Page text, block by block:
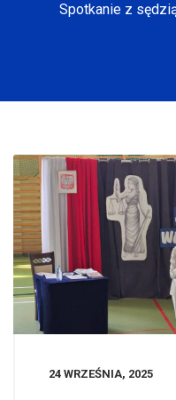
Spotkanie z
24 WRZEŚNIA, 2025